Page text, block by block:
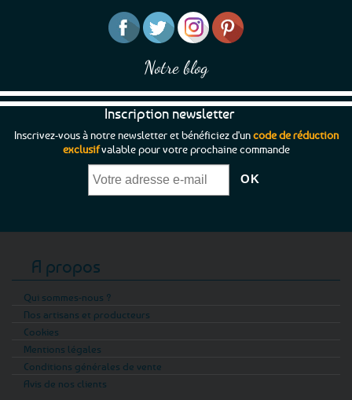
Notre blog
Inscription newsletter
Inscrivez-vous à notre newsletter et bénéficiez d'uncode de réduction
exclusifvalable pour votre prochaine commande
A propos
Qui sommes-nous ?
Nos artisans et producteurs
Cookies
Mentions légales
Conditions générales de vente
Avis de nos clients